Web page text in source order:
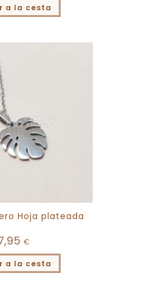
a la cesta
Hoja plateada
€
a la cesta